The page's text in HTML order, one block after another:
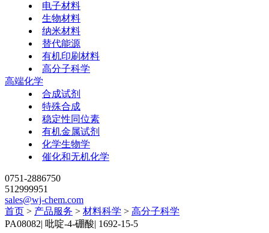
电子材料
生物材料
纳米材料
替代能源
有机印刷材料
高分子科学
高端化学
合成试剂
特殊合成
稳定性同位素
有机金属试剂
化学生物学
催化和无机化学
0751-2886750
512999951
sales@wj-chem.com
首页 > 产品服务 > 材料科学 > 高分子科学
PA08082| 吡啶-4-硼酸| 1692-15-5